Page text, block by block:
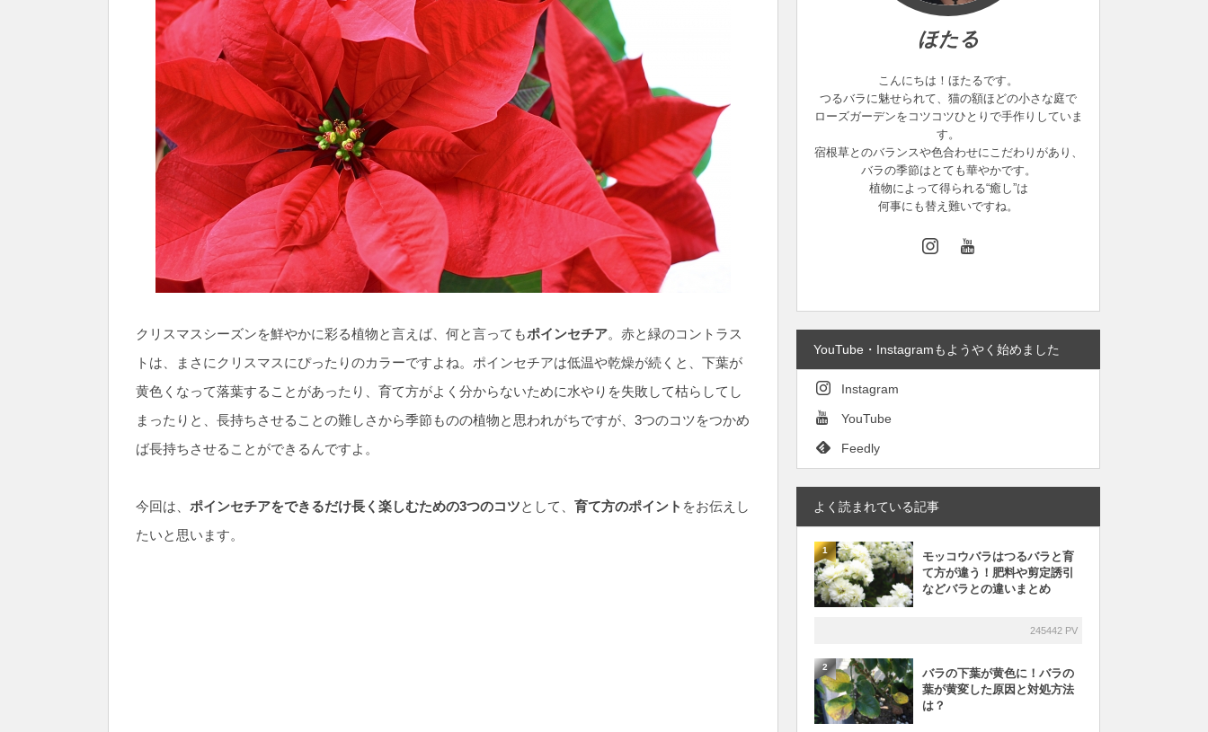
クリスマスシーズンを鮮やかに彩る植物と言えば、何と言ってもポインセチア。赤と緑のコントラス
トは、まさにクリスマスにぴったりのカラーですよね。ポインセチアは低温や乾燥が続くと、下葉が
黄色くなって落葉することがあったり、育て方がよく分からないために水やりを失敗して枯らしてし
まったりと、長持ちさせることの難しさから季節ものの植物と思われがちですが、3つのコツをつかめ
ば長持ちさせることができるんですよ。
今回は、 ポインセチアをできるだけ長く楽しむための3つのコツとして、 育て方のポイント をお伝えし
たいと思います。
ほたる
こんにちは！ほたるです。
つるバラに魅せられて、猫の額ほどの小さな庭で
ローズガーデンをコツコツひとりで手作りしていま
す。
宿根草とのバランスや色合わせにこだわりがあり、
バラの季節はとても華やかです。
植物によって得られる“癒し”は
何事にも替え難いですね。
YouTube・Instagramもようやく始めました
Instagram
YouTube
Feedly
よく読まれている記事
1
モッコウバラはつるバラと育
て方が違う！肥料や剪定誘引
などバラとの違いまとめ
245442 PV
2
バラの下葉が黄色に！バラの
葉が黄変した原因と対処方法
は？